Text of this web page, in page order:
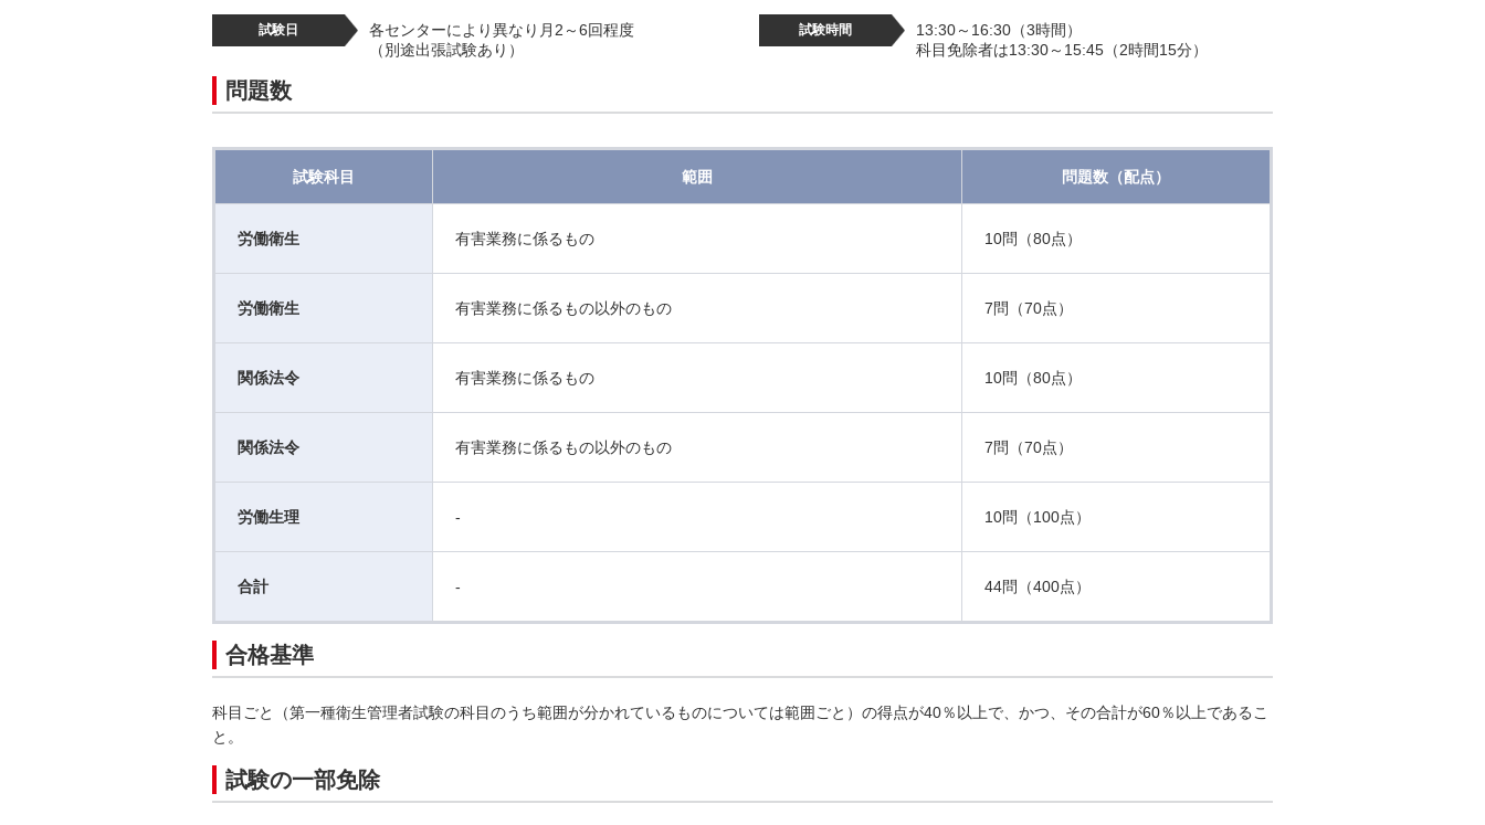
試験日
各センターにより異なり月2～6回程度
（別途出張試験あり）
試験時間
13:30～16:30（3時間）
科目免除者は13:30～15:45（2時間15分）
問題数
試験科目 範囲 問題数（配点）
労働衛生 有害業務に係るもの 10問（80点）
労働衛生 有害業務に係るもの以外のもの 7問（70点）
関係法令 有害業務に係るもの 10問（80点）
関係法令 有害業務に係るもの以外のもの 7問（70点）
労働生理 - 10問（100点）
合計 - 44問（400点）
合格基準
科目ごと（第一種衛生管理者試験の科目のうち範囲が分かれているものについては範囲ごと）の得点が40％以上で、かつ、その合計が60％以上であるこ
と。
試験の一部免除